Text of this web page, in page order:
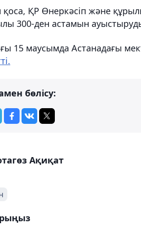
ҚР Өнеркәсіп және
300-ден астамын
15 маусымда Астанадағы
бөлісу:
Ақиқат